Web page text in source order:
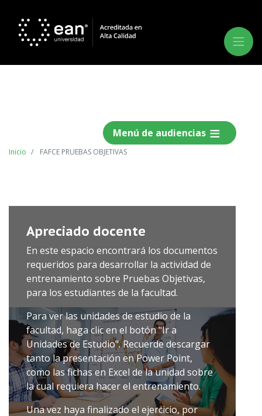
Menú de audiencias
Inicio FAFCE PRUEBAS OBJETIVAS
Apreciado docente
En este espacio encontrará los documentos
requeridos para desarrollar la actividad de
entrenamiento sobre Pruebas Objetivas,
para los estudiantes de la facultad.
Para ver las unidades de estudio de la
facultad, haga clic en el botón "Ir a
Unidades de Estudio". Recuerde descargar
tanto la presentación en Power Point,
como las fichas en Excel de la unidad sobre
la cual requiera hacer el entrenamiento.
Una vez haya finalizado el ejercicio, por